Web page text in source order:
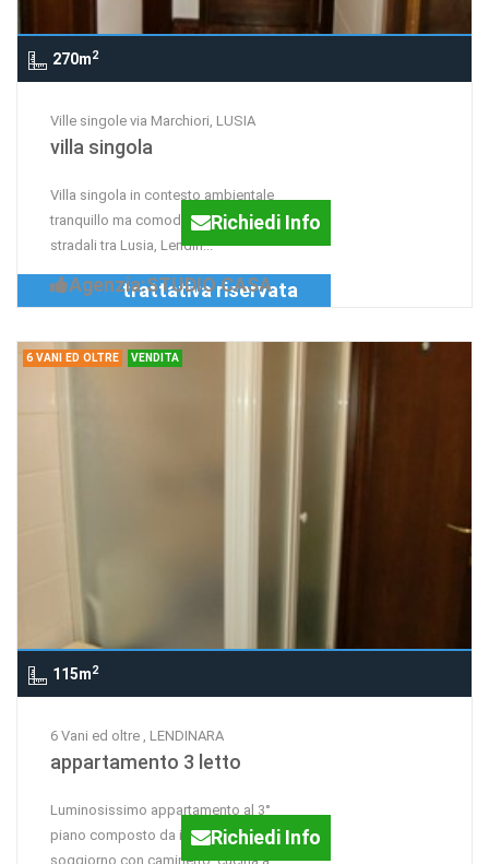
270m2
Ville singole via Marchiori, LUSIA
villa singola
Villa singola in contesto ambientale
tranquillo ma comodo ai collegamenti
stradali tra Lusia, Lendin...
Richiedi Info
Agenzia:STUDIO CASA
trattativa riservata
6 VANI ED OLTRE VENDITA
115m2
6 Vani ed oltre , LENDINARA
appartamento 3 letto
Luminosissimo appartamento al 3°
piano composto da ingresso, ampio
soggiorno con caminetto, cucina a...
Richiedi Info